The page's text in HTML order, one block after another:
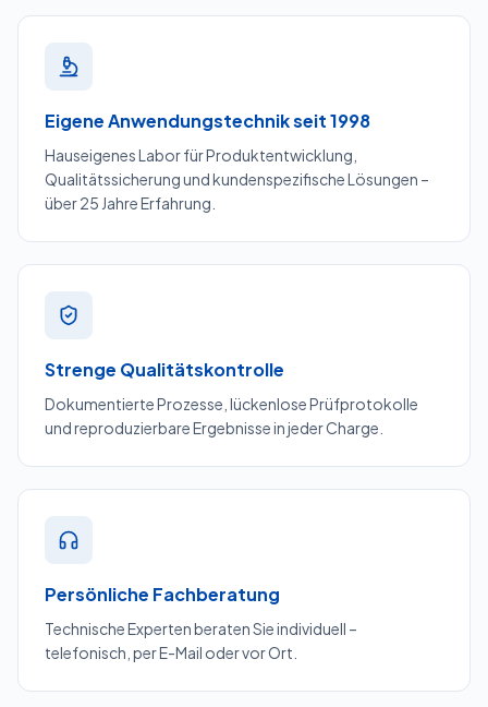
Eigene Anwendungstechnik seit 1998
Hauseigenes Labor für Produktentwicklung,
Qualitätssicherung und kundenspezifische Lösungen –
über 25 Jahre Erfahrung.
Strenge Qualitätskontrolle
Dokumentierte Prozesse, lückenlose Prüfprotokolle
und reproduzierbare Ergebnisse in jeder Charge.
Persönliche Fachberatung
Technische Experten beraten Sie individuell –
telefonisch, per E-Mail oder vor Ort.